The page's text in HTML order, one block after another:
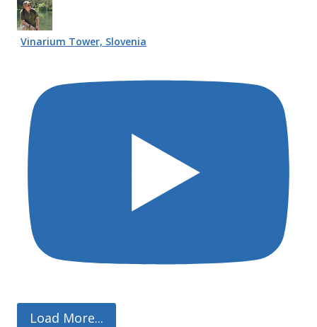
Vinarium Tower, Slovenia
Load More...